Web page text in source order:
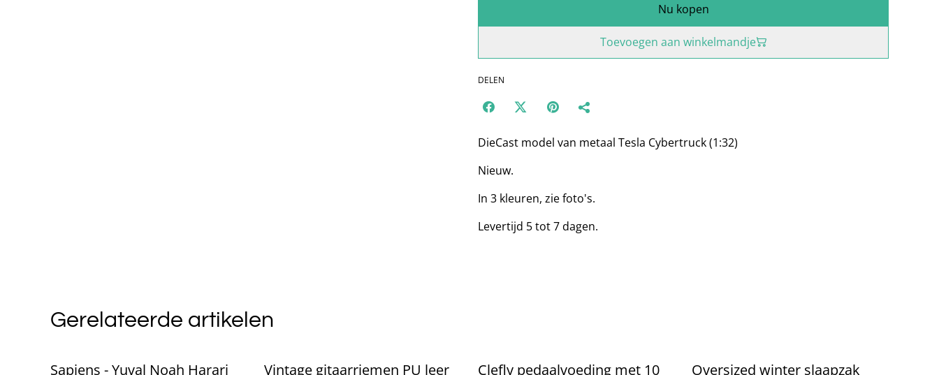
Nu kopen
Toevoegen aan winkelmandje
DELEN
DieCast model van metaal Tesla Cybertruck (1:32)
Nieuw.
In 3 kleuren, zie foto's.
Levertijd 5 tot 7 dagen.
Gerelateerde artikelen
Sapiens - Yuval Noah Harari Vintage gitaarriemen PU leer Clefly pedaalvoeding met 10 Oversized winter slaapzak